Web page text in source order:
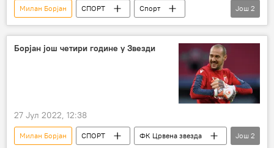
Милан Борјан СПОРТ
Спорт
Фудбал
Милан Павков
Још 2
Борјан још четири године у Звезди
27 Јул 2022, 12:38
Милан Борјан СПОРТ
ФК Црвена звезда
Још 2